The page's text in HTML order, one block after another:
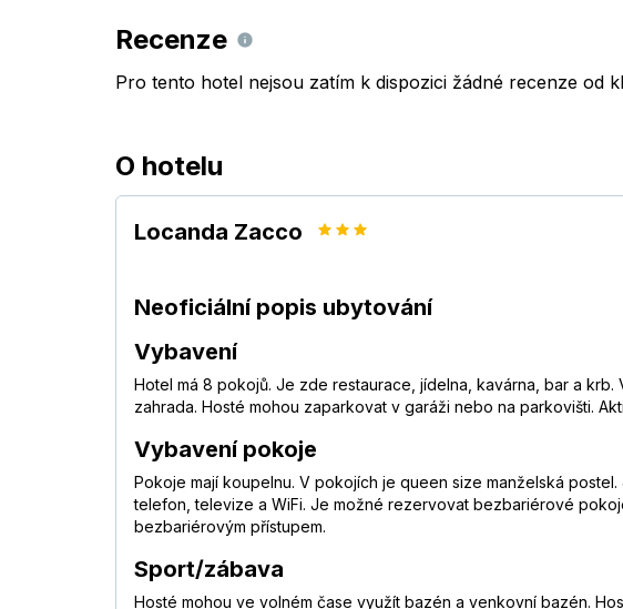
Recenze
Pro tento hotel nejsou zatím k dispozici žádné recenze od
O hotelu
Locanda Zacco
Neoficiální popis ubytování
Vybavení
Hotel má 8 pokojů. Je zde restaurace, jídelna, kavárna, bar a
zahrada. Hosté mohou zaparkovat v garáži nebo na parkovišti.
Vybavení pokoje
Pokoje mají koupelnu. V pokojích je queen size manželská
telefon, televize a WiFi. Je možné rezervovat bezbariérové
bezbariérovým přístupem.
Sport/zábava
Hosté mohou ve volném čase využít bazén a venkovní bazén.